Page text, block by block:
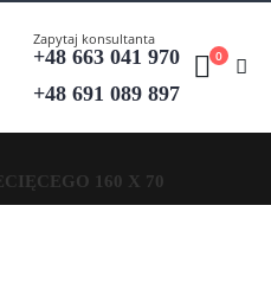
Zapytaj konsultanta
+48 663 041 970
+48 691 089 897
0
160 X 70